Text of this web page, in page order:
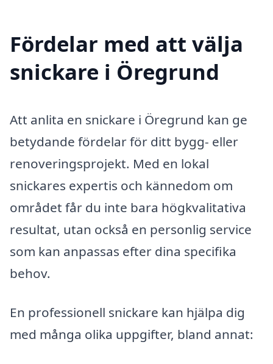
Fördelar med att välja
snickare i Öregrund
Att anlita en snickare i Öregrund kan ge
betydande fördelar för ditt bygg- eller
renoveringsprojekt. Med en lokal
snickares expertis och kännedom om
området får du inte bara högkvalitativa
resultat, utan också en personlig service
som kan anpassas efter dina specifika
behov.
En professionell snickare kan hjälpa dig
med många olika uppgifter, bland annat: